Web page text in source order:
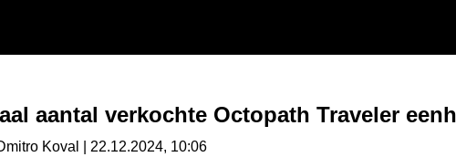
aantal verkochte Octopath Traveler
Koval | 22.12.2024, 10:06